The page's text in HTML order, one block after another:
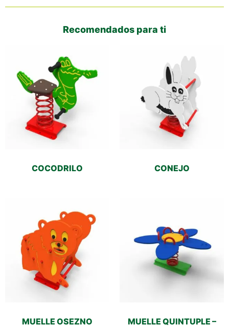
Recomendados para ti
COCODRILO CONEJO
MUELLE OSEZNO MUELLE QUINTUPLE –